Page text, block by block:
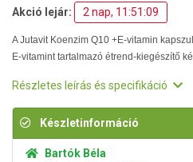
Akció lejár: 2 nap, 11:51:08
A Jutavit Koenzim Q10 +E-vitamin
E-vitamint tartalmazó étrend-kiegészítő
Részletes leírás és specifikáció
Készletinformáció
Bartók Béla